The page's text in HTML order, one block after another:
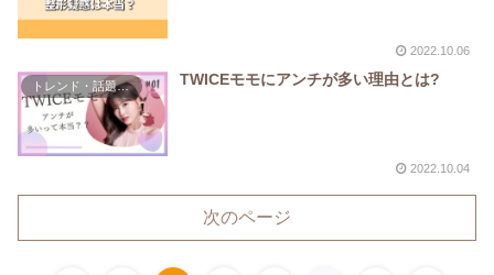
2022.10.06
トレンド・話題な人 TWICEモモにアンチが多い理由とは?
2022.10.04
次のページ